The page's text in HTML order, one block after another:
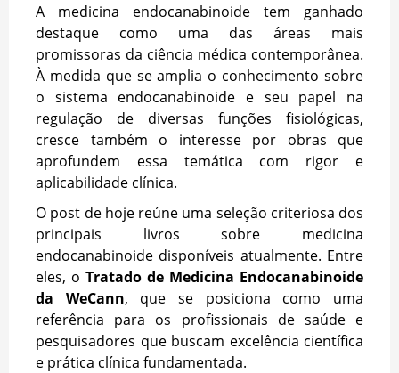
A medicina endocanabinoide tem ganhado
destaque como uma das áreas mais
promissoras da ciência médica contemporânea.
À medida que se amplia o conhecimento sobre
o sistema endocanabinoide e seu papel na
regulação de diversas funções fisiológicas,
cresce também o interesse por obras que
aprofundem essa temática com rigor e
aplicabilidade clínica.
O post de hoje reúne uma seleção criteriosa dos
principais livros sobre medicina
endocanabinoide disponíveis atualmente. Entre
eles, o Tratado de Medicina Endocanabinoide
da WeCann, que se posiciona como uma
referência para os profissionais de saúde e
pesquisadores que buscam excelência científica
e prática clínica fundamentada.